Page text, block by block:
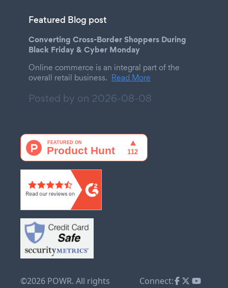
Featured Blog post
Converting Cross-Border Shoppers During
Black Friday & Cyber Monday
Online commerce is an integral part of the
overall retail business. Read More
Posted by on 2026-08-08
©2026 POWR. All rights
Connect: